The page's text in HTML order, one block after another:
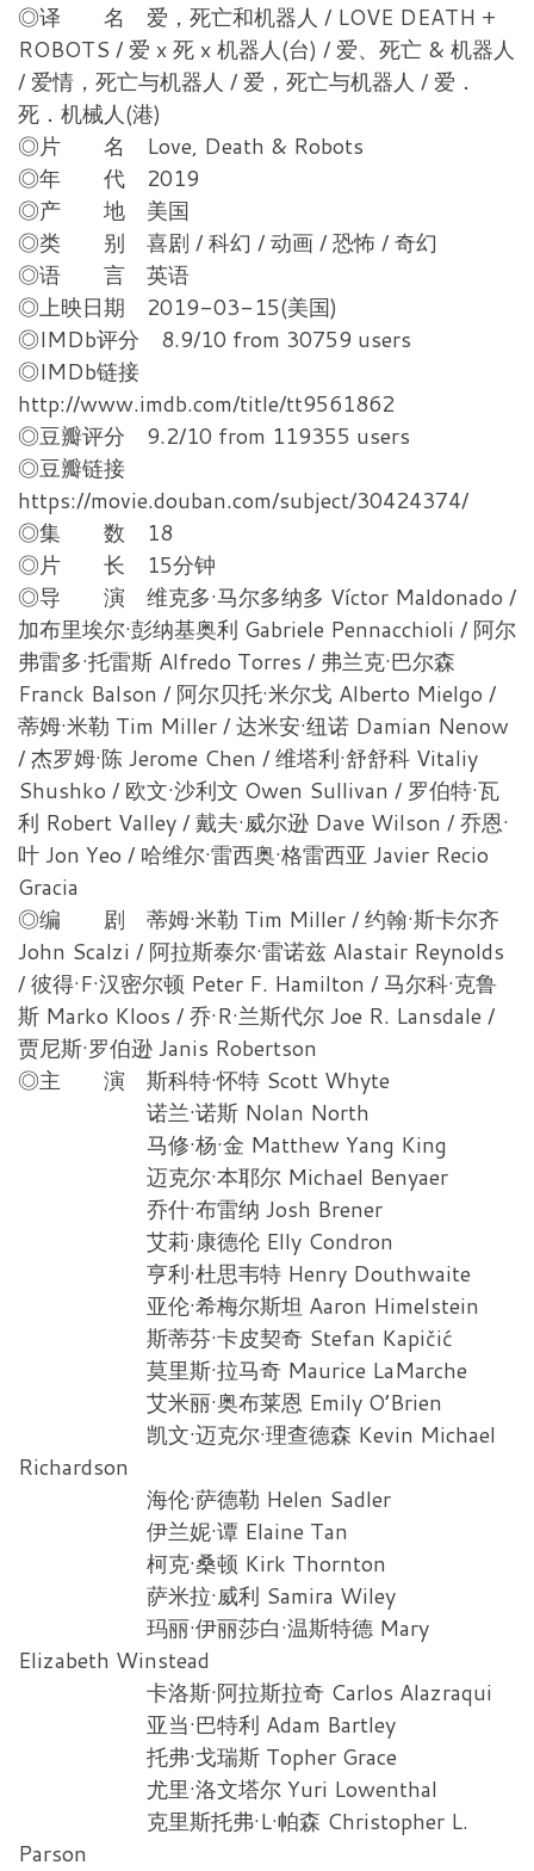
◎译 名 爱，死亡和机器人 / LOVE DEATH +
ROBOTS / 爱 x 死 x 机器人(台) / 爱、死亡 & 机器人
/ 爱情，死亡与机器人 / 爱，死亡与机器人 / 爱．
死．机械人(港)
◎片 名 Love, Death & Robots
◎年 代 2019
◎产 地 美国
◎类 别 喜剧 / 科幻 / 动画 / 恐怖 / 奇幻
◎语 言 英语
◎上映日期 2019-03-15(美国)
◎IMDb评分 8.9/10 from 30759 users
◎IMDb链接
http://www.imdb.com/title/tt9561862
◎豆瓣评分 9.2/10 from 119355 users
◎豆瓣链接
https://movie.douban.com/subject/30424374/
◎集 数 18
◎片 长 15分钟
◎导 演 维克多·马尔多纳多 Víctor Maldonado /
加布里埃尔·彭纳基奥利 Gabriele Pennacchioli / 阿尔
弗雷多·托雷斯 Alfredo Torres / 弗兰克·巴尔森
Franck Balson / 阿尔贝托·米尔戈 Alberto Mielgo /
蒂姆·米勒 Tim Miller / 达米安·纽诺 Damian Nenow
/ 杰罗姆·陈 Jerome Chen / 维塔利·舒舒科 Vitaliy
Shushko / 欧文·沙利文 Owen Sullivan / 罗伯特·瓦
利 Robert Valley / 戴夫·威尔逊 Dave Wilson / 乔恩·
叶 Jon Yeo / 哈维尔·雷西奥·格雷西亚 Javier Recio
Gracia
◎编 剧 蒂姆·米勒 Tim Miller / 约翰·斯卡尔齐
John Scalzi / 阿拉斯泰尔·雷诺兹 Alastair Reynolds
/ 彼得·F·汉密尔顿 Peter F. Hamilton / 马尔科·克鲁
斯 Marko Kloos / 乔·R·兰斯代尔 Joe R. Lansdale /
贾尼斯·罗伯逊 Janis Robertson
◎主 演 斯科特·怀特 Scott Whyte
诺兰·诺斯 Nolan North
马修·杨·金 Matthew Yang King
迈克尔·本耶尔 Michael Benyaer
乔什·布雷纳 Josh Brener
艾莉·康德伦 Elly Condron
亨利·杜思韦特 Henry Douthwaite
亚伦·希梅尔斯坦 Aaron Himelstein
斯蒂芬·卡皮契奇 Stefan Kapičić
莫里斯·拉马奇 Maurice LaMarche
艾米丽·奥布莱恩 Emily O’Brien
凯文·迈克尔·理查德森 Kevin Michael
Richardson
海伦·萨德勒 Helen Sadler
伊兰妮·谭 Elaine Tan
柯克·桑顿 Kirk Thornton
萨米拉·威利 Samira Wiley
玛丽·伊丽莎白·温斯特德 Mary
Elizabeth Winstead
卡洛斯·阿拉斯拉奇 Carlos Alazraqui
亚当·巴特利 Adam Bartley
托弗·戈瑞斯 Topher Grace
尤里·洛文塔尔 Yuri Lowenthal
克里斯托弗·L·帕森 Christopher L.
Parson